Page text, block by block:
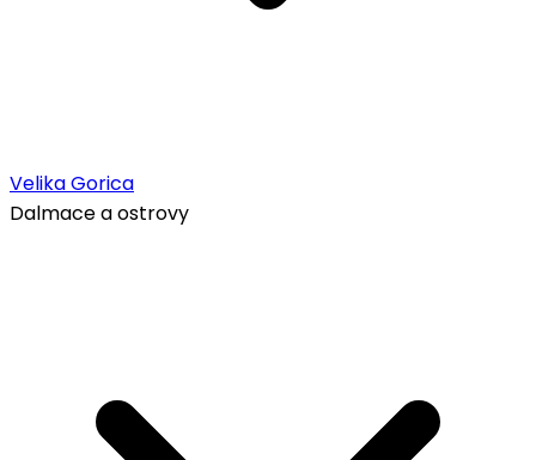
Velika Gorica
Dalmace a ostrovy